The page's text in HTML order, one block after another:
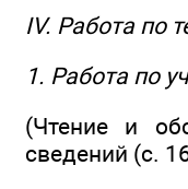
IV. Работа по
1. Работа по
(Чтение и
сведений (с.